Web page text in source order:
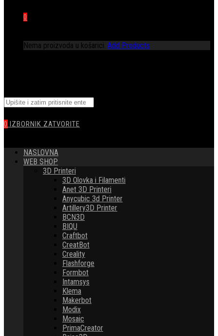
0
Nema proizvoda u košarici. Add Products
WEBSITE
Pretražite
ovu
web
stranicu
0 IZBORNIK ZATVORITE
NASLOVNA
WEB SHOP
3D Printeri
3D Olovka i Filamenti
Anet 3D Printeri
Anycubic 3d Printer
Artillery3D Printer
BCN3D
BIQU
Craftbot
CreatBot
Creality
Flashforge
Formbot
Intamsys
Klema
Makerbot
Modix
Mosaic
PrimaCreator